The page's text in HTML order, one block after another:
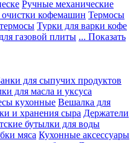
Ручные механические
очистки кофемашин Термосы
Турки для варки кофе
газовой плиты ... Показать
для сыпучих продуктов
для масла и уксуса
кухонные Вешалка для
и хранения сыра Держатели
бутылки для воды
мяса Кухонные аксессуары